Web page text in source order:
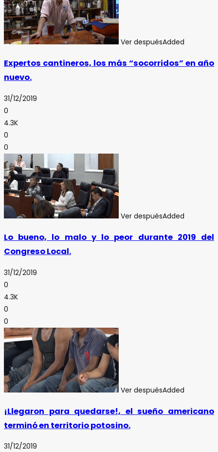
Ver despuésAdded
Expertos cantineros, los más “socorridos” en año
nuevo.
31/12/2019
0
4.3K
0
0
Ver despuésAdded
Lo bueno, lo malo y lo peor durante 2019 del
Congreso Local.
31/12/2019
0
4.3K
0
0
Ver despuésAdded
¡Llegaron para quedarse!, el sueño americano
terminó en territorio potosino.
31/12/2019